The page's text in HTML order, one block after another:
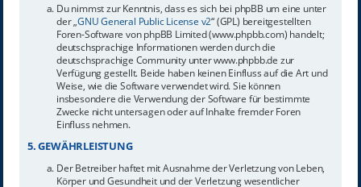
Du nimmst zur Kenntnis, dass es sich bei phpBB um eine unter
der „GNU General Public License v2“ (GPL) bereitgestellten
Foren-Software von phpBB Limited (www.phpbb.com) handelt;
deutschsprachige Informationen werden durch die
deutschsprachige Community unter www.phpbb.de zur
Verfügung gestellt. Beide haben keinen Einfluss auf die Art und
Weise, wie die Software verwendet wird. Sie können
insbesondere die Verwendung der Software für bestimmte
Zwecke nicht untersagen oder auf Inhalte fremder Foren
Einfluss nehmen.
5. GEWÄHRLEISTUNG
Der Betreiber haftet mit Ausnahme der Verletzung von Leben,
Körper und Gesundheit und der Verletzung wesentlicher